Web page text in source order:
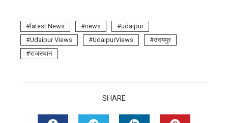
latest News news
udaipur
Udaipur Views
UdaipurViews
उदयपुर
राजस्थान
SHARE